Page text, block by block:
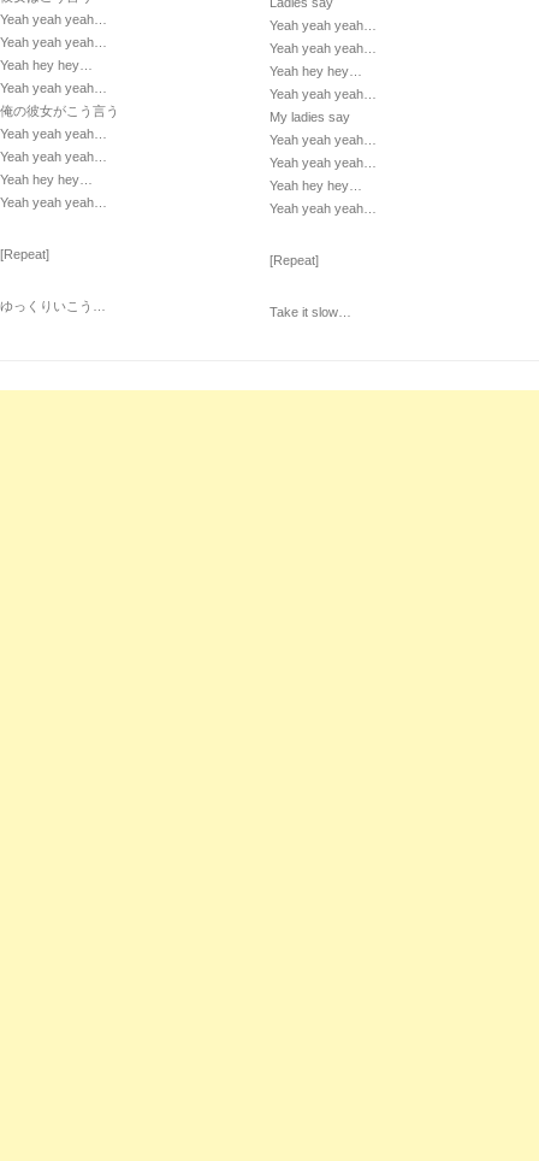
Yeah yeah yeah…
Yeah yeah yeah…
Yeah hey hey…
Yeah yeah yeah…
俺の彼女がこう言う
Yeah yeah yeah…
Yeah yeah yeah…
Yeah hey hey…
Yeah yeah yeah…
[Repeat]
ゆっくりいこう…
Yeah yeah yeah…
Yeah yeah yeah…
Yeah hey hey…
Yeah yeah yeah…
My ladies say
Yeah yeah yeah…
Yeah yeah yeah…
Yeah hey hey…
Yeah yeah yeah…
[Repeat]
Take it slow…